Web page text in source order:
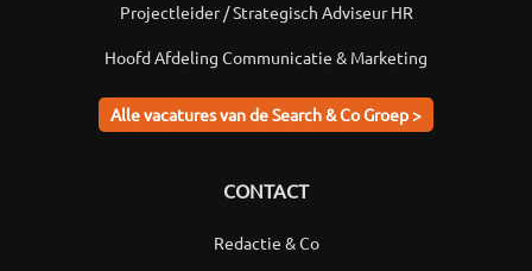
Projectleider / Strategisch Adviseur HR
Hoofd Afdeling Communicatie & Marketing
Alle vacatures van de Search & Co Groep >
CONTACT
Redactie & Co